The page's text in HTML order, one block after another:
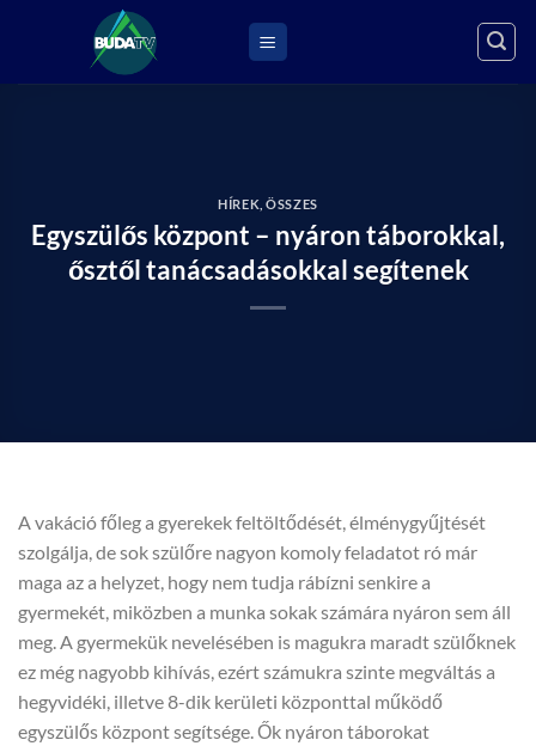
HÍREK ,ÖSSZES
Egyszülős központ – nyáron táborokkal,
ősztől tanácsadásokkal segítenek
A vakáció főleg a gyerekek feltöltődését, élménygyűjtését
szolgálja, de sok szülőre nagyon komoly feladatot ró már
maga az a helyzet, hogy nem tudja rábízni senkire a
gyermekét, miközben a munka sokak számára nyáron sem áll
meg. A gyermekük nevelésében is magukra maradt szülőknek
ez még nagyobb kihívás, ezért számukra szinte megváltás a
hegyvidéki, illetve 8-dik kerületi központtal működő
egyszülős központ segítsége. Ők nyáron táborokat